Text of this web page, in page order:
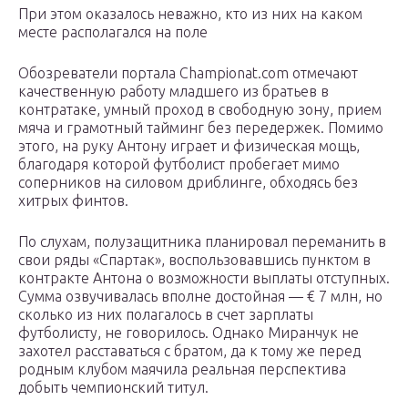
При этом оказалось неважно, кто из них на каком
месте располагался на поле
Обозреватели портала Championat.com отмечают
качественную работу младшего из братьев в
контратаке, умный проход в свободную зону, прием
мяча и грамотный тайминг без передержек. Помимо
этого, на руку Антону играет и физическая мощь,
благодаря которой футболист пробегает мимо
соперников на силовом дриблинге, обходясь без
хитрых финтов.
По слухам, полузащитника планировал переманить в
свои ряды «Спартак», воспользовавшись пунктом в
контракте Антона о возможности выплаты отступных.
Сумма озвучивалась вполне достойная — € 7 млн, но
сколько из них полагалось в счет зарплаты
футболисту, не говорилось. Однако Миранчук не
захотел расставаться с братом, да к тому же перед
родным клубом маячила реальная перспектива
добыть чемпионский титул.